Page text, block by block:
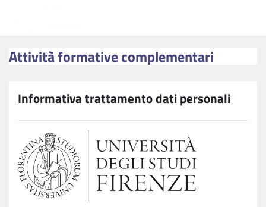
Attività formative complementari
Informativa trattamento dati personali